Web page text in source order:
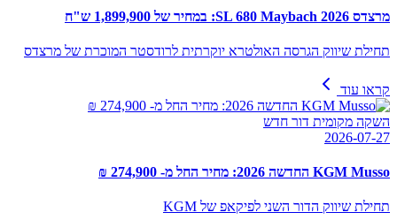
מרצדס SL 680 Maybach 2026: במחיר של 1,899,900 ש"ח
תחילת שיווק הגרסה האולטרא יוקרתית לרודסטר המוכרת של מרצדס
קראו עוד
השקה מקומית דור חדש
2026-07-27
KGM Musso החדשה 2026: מחיר החל מ- 274,900 ₪
תחילת שיווק הדור השני לפיקאפ של KGM